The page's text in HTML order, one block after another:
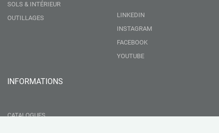
SOLS & INTÉRIEUR
OUTILLAGES
LINKEDIN
INSTAGRAM
FACEBOOK
YOUTUBE
INFORMATIONS
CATALOGUES